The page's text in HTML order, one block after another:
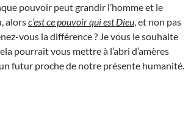
pouvoir peut grandir l’homme et le
alorsc’est ce pouvoir qui est Dieu , et non pas
vous la différence ? Je vous le souhaite
pourrait vous mettre à l’abri d’amères
futur proche de notre présente humanité.